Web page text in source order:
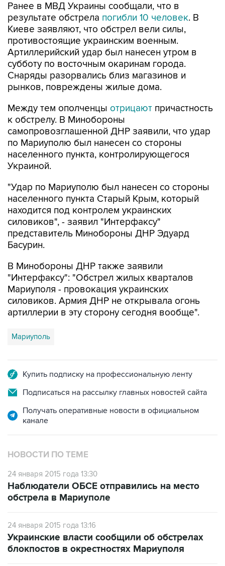
Ранее в МВД Украины сообщали, что в
результате обстрела погибли 10 человек. В
Киеве заявляют, что обстрел вели силы,
противостоящие украинским военным.
Артиллерийский удар был нанесен утром в
субботу по восточным окаринам города.
Снаряды разорвались близ магазинов и
рынков, повреждены жилые дома.
Между тем ополченцы отрицают причастность
к обстрелу. В Минобороны
самопровозглашенной ДНР заявили, что удар
по Мариуполю был нанесен со стороны
населенного пункта, контролирующегося
Украиной.
"Удар по Мариуполю был нанесен со стороны
населенного пункта Старый Крым, который
находится под контролем украинских
силовиков", - заявил "Интерфаксу"
представитель Минобороны ДНР Эдуард
Басурин.
В Минобороны ДНР также заявили
"Интерфаксу": "Обстрел жилых кварталов
Мариуполя - провокация украинских
силовиков. Армия ДНР не открывала огонь
артиллерии в эту сторону сегодня вообще".
Мариуполь
Купить подписку на профессиональную ленту
Подписаться на рассылку главных новостей сайта
Получать оперативные новости в официальном
канале
НОВОСТИ ПО ТЕМЕ
24 января 2015 года 13:30
Наблюдатели ОБСЕ отправились на место
обстрела в Мариуполе
24 января 2015 года 13:16
Украинские власти сообщили об обстрелах
блокпостов в окрестностях Мариуполя